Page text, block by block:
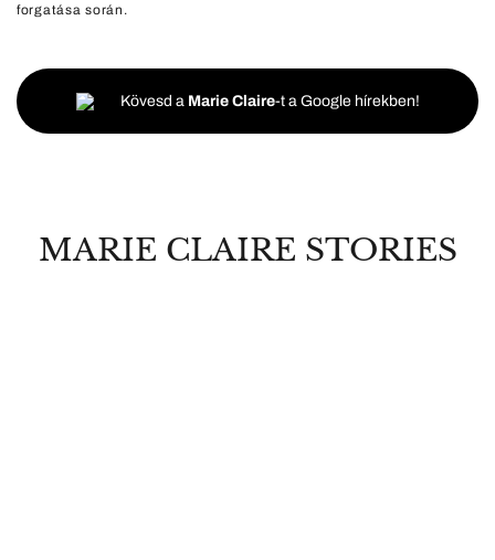
forgatása során.
Kövesd a Marie Claire-t a Google hírekben!
MARIE CLAIRE STORIES